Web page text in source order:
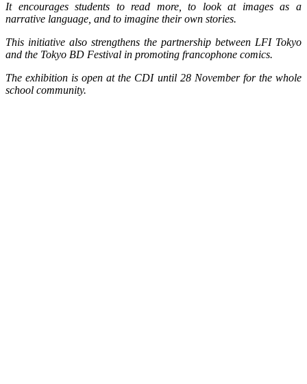
It encourages students to read more, to look at images as a
narrative language, and to imagine their own stories.
This initiative also strengthens the partnership between LFI Tokyo
and the Tokyo BD Festival in promoting francophone comics.
The exhibition is open at the CDI until 28 November for the whole
school community.